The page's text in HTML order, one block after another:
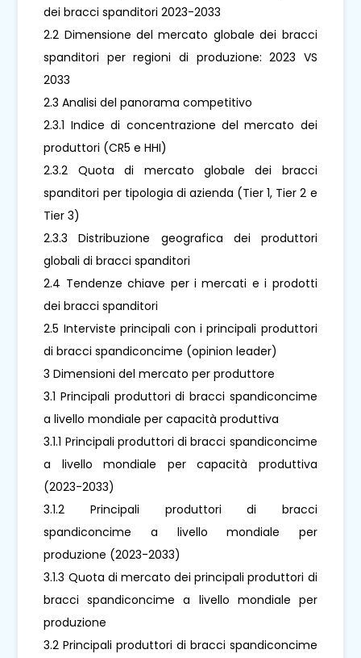
dei bracci spanditori 2023-2033
2.2 Dimensione del mercato globale dei bracci
spanditori per regioni di produzione: 2023 VS
2033
2.3 Analisi del panorama competitivo
2.3.1 Indice di concentrazione del mercato dei
produttori (CR5 e HHI)
2.3.2 Quota di mercato globale dei bracci
spanditori per tipologia di azienda (Tier 1, Tier 2 e
Tier 3)
2.3.3 Distribuzione geografica dei produttori
globali di bracci spanditori
2.4 Tendenze chiave per i mercati e i prodotti
dei bracci spanditori
2.5 Interviste principali con i principali produttori
di bracci spandiconcime (opinion leader)
3 Dimensioni del mercato per produttore
3.1 Principali produttori di bracci spandiconcime
a livello mondiale per capacità produttiva
3.1.1 Principali produttori di bracci spandiconcime
a livello mondiale per capacità produttiva
(2023-2033)
3.1.2 Principali produttori di bracci
spandiconcime a livello mondiale per
produzione (2023-2033)
3.1.3 Quota di mercato dei principali produttori di
bracci spandiconcime a livello mondiale per
produzione
3.2 Principali produttori di bracci spandiconcime